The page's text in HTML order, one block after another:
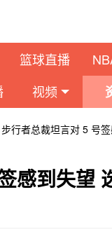
篮球直播
视频
步行者总裁坦言对 5 号
感到失望